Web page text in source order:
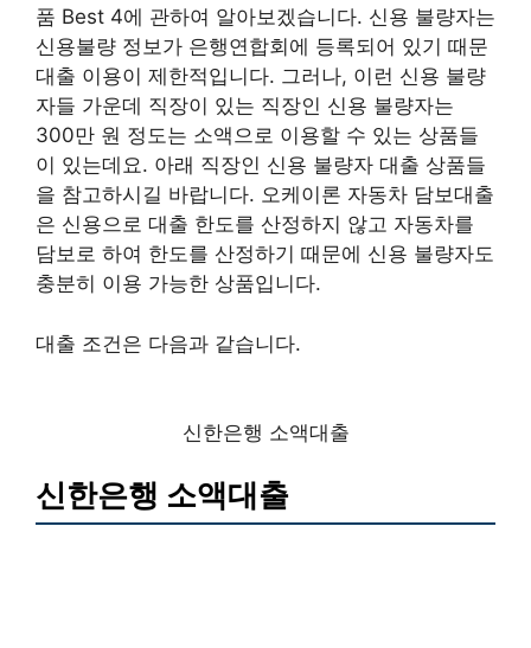
품 Best 4에 관하여 알아보겠습니다. 신용 불량자는
신용불량 정보가 은행연합회에 등록되어 있기 때문
대출 이용이 제한적입니다. 그러나, 이런 신용 불량
자들 가운데 직장이 있는 직장인 신용 불량자는
300만 원 정도는 소액으로 이용할 수 있는 상품들
이 있는데요. 아래 직장인 신용 불량자 대출 상품들
을 참고하시길 바랍니다. 오케이론 자동차 담보대출
은 신용으로 대출 한도를 산정하지 않고 자동차를
담보로 하여 한도를 산정하기 때문에 신용 불량자도
충분히 이용 가능한 상품입니다.
대출 조건은 다음과 같습니다.
신한은행 소액대출
신한은행 소액대출